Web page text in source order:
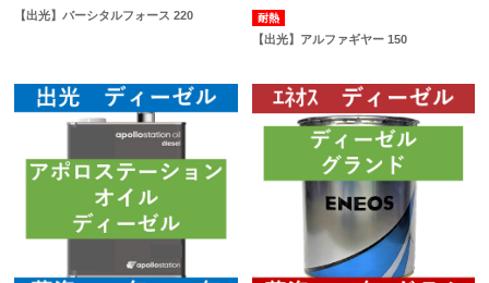
【出光】バーシタルフォース 220 耐熱
【出光】アルファギヤー 150